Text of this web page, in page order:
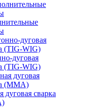
дуговая
(TIG-WIG)
дуговая сварка